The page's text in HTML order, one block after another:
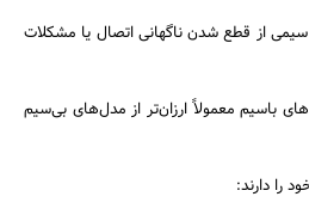
جستجو
سیمی از قطع شدن ناگهانی اتصال یا مشکلات
باسیم معمولاً ارزان‌تر از مدل‌های بی‌سیم
را دارند: